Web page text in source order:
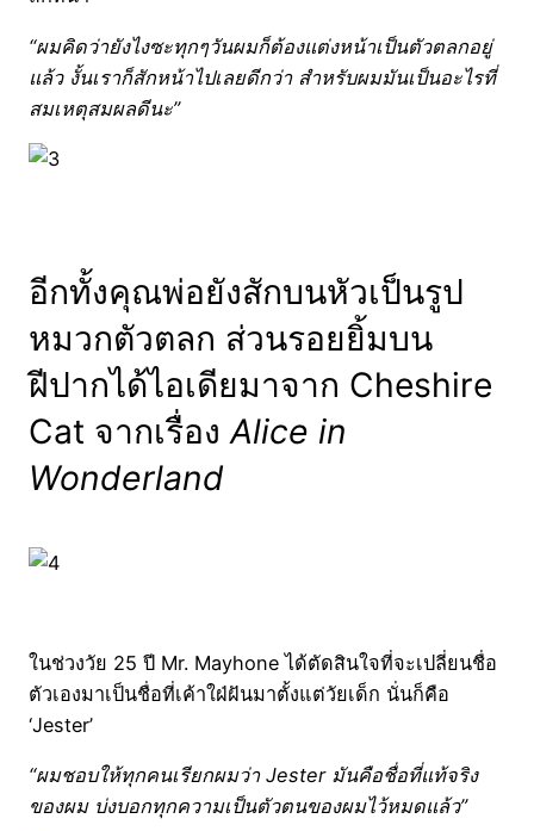
“ผมคิดว่ายังไงซะทุกๆวันผมก็ต้องแต่งหน้าเป็นตัวตลกอยู่
แล้ว งั้นเราก็สักหน้าไปเลยดีกว่า สำหรับผมมันเป็นอะไรที่
สมเหตุสมผลดีนะ”
อีกทั้งคุณพ่อยังสักบนหัวเป็นรูป
หมวกตัวตลก ส่วนรอยยิ้มบน
ฝีปากได้ไอเดียมาจาก Cheshire
Cat จากเรื่องAlice in
Wonderland
ในช่วงวัย 25 ปี Mr. Mayhone ได้ตัดสินใจที่จะเปลี่ยนชื่อ
ตัวเองมาเป็นชื่อที่เค้าใฝ่ฝันมาตั้งแต่วัยเด็ก นั่นก็คือ
‘Jester’
“ผมชอบให้ทุกคนเรียกผมว่า Jester มันคือชื่อที่แท้จริง
ของผม บ่งบอกทุกความเป็นตัวตนของผมไว้หมดแล้ว”